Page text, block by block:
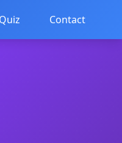
Quiz Contact